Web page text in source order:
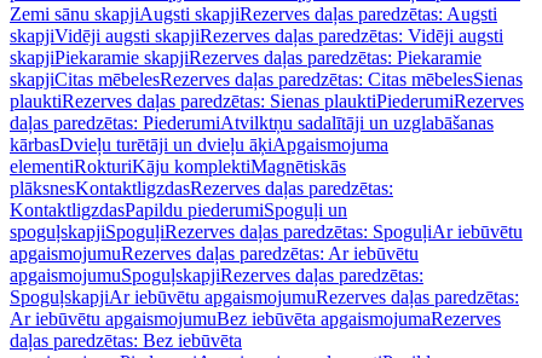
Zemi sānu skapjiAugsti skapjiRezerves daļas paredzētas: Augsti
skapjiVidēji augsti skapjiRezerves daļas paredzētas: Vidēji augsti
skapjiPiekaramie skapjiRezerves daļas paredzētas: Piekaramie
skapjiCitas mēbelesRezerves daļas paredzētas: Citas mēbelesSienas
plauktiRezerves daļas paredzētas: Sienas plauktiPiederumiRezerves
daļas paredzētas: PiederumiAtvilktņu sadalītāji un uzglabāšanas
kārbasDvieļu turētāji un dvieļu āķiApgaismojuma
elementiRokturiKāju komplektiMagnētiskās
plāksnesKontaktligzdasRezerves daļas paredzētas:
KontaktligzdasPapildu piederumiSpoguļi un
spoguļskapjiSpoguļiRezerves daļas paredzētas: SpoguļiAr iebūvētu
apgaismojumuRezerves daļas paredzētas: Ar iebūvētu
apgaismojumuSpoguļskapjiRezerves daļas paredzētas:
SpoguļskapjiAr iebūvētu apgaismojumuRezerves daļas paredzētas:
Ar iebūvētu apgaismojumuBez iebūvēta apgaismojumaRezerves
daļas paredzētas: Bez iebūvēta